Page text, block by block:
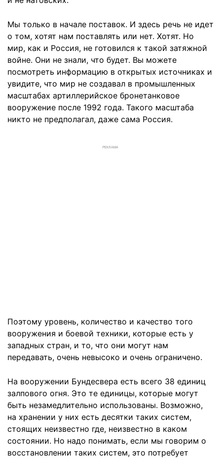
Мы только в начале поставок. И здесь речь не идет
о том, хотят нам поставлять или нет. Хотят. Но
мир, как и Россия, не готовился к такой затяжной
войне. Они не знали, что будет. Вы можете
посмотреть информацию в открытых источниках и
увидите, что мир не создавал в промышленных
масштабах артиллерийское бронетанковое
вооружение после 1992 года. Такого масштаба
никто не предполагал, даже сама Россия.
РЕКЛАМА
Поэтому уровень, количество и качество того
вооружения и боевой техники, которые есть у
западных стран, и то, что они могут нам
передавать, очень невысоко и очень ограничено.
На вооружении Бундесвера есть всего 38 единиц
залпового огня. Это те единицы, которые могут
быть незамедлительно использованы. Возможно,
на хранении у них есть десятки таких систем,
стоящих неизвестно где, неизвестно в каком
состоянии. Но надо понимать, если мы говорим о
восстановлении таких систем, это потребует